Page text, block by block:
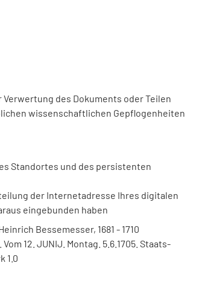
des Dokuments oder Teilen
wissenschaftlichen Gepflogenheiten
Standortes und des persistenten
der Internetadresse Ihres digitalen
eingebunden haben
Bessemesser, 1681 - 1710
Vom 12. JUNIJ. Montag. 5.6.1705. Staats-
1.0